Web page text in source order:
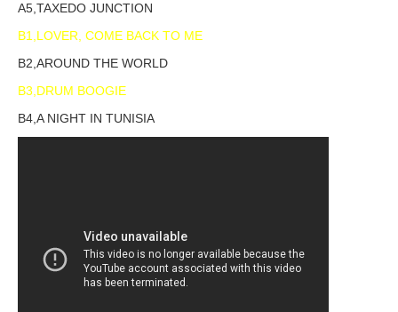
A5,TAXEDO JUNCTION
B1,LOVER, COME BACK TO ME
B2,AROUND THE WORLD
B3,DRUM BOOGIE
B4,A NIGHT IN TUNISIA